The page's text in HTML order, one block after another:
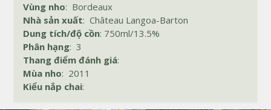
Vùng nho: Bordeaux
Nhà sản xuất: Château Langoa-Barton
Dung tích/độ cồn: 750ml/13.5%
Phân hạng: 3
Thang điểm đánh giá:
Mùa nho: 2011
Kiểu nắp chai: